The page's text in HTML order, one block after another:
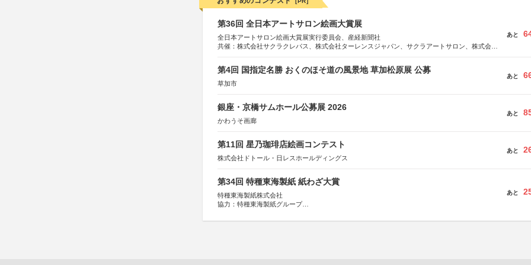
第36回 全日本アートサロン絵画大賞展
全日本アートサロン絵画大賞展実行委員会、産経新聞社
共催：株式会社サクラクレパス、株式会社ターレンスジャパン、サクラアートサロン、株式会社
あと
第4回 国指定名勝 おくのほそ道の風景地 草加松原展 公募
草加市
あと
銀座・京橋サムホール公募展 2026
かわうそ画廊
あと
第11回 星乃珈琲店絵画コンテスト
株式会社ドトール・日レスホールディングス
あと
第34回 特種東海製紙 紙わざ大賞
特種東海製紙株式会社
協力：特種東海製紙グループ
あと